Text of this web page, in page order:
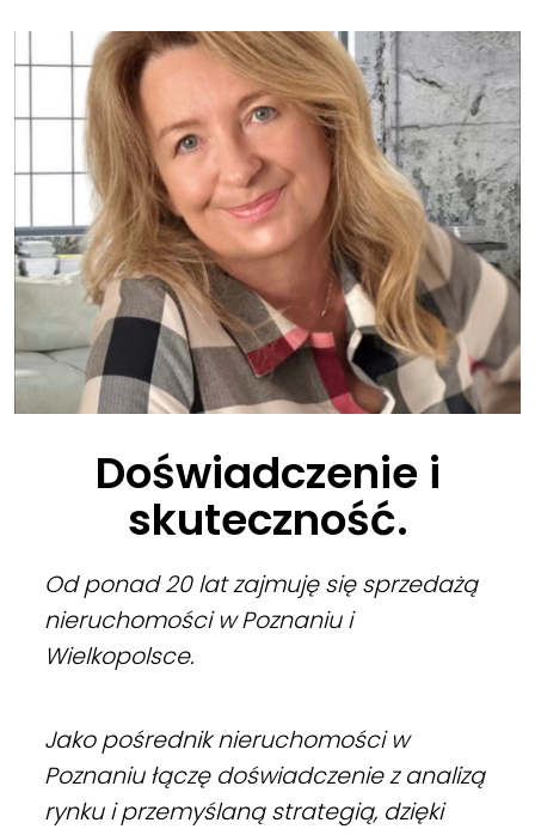
Doświadczenie i
skuteczność.
Od ponad 20 lat zajmuję się sprzedażą
nieruchomości w Poznaniu i
Wielkopolsce.
Jako pośrednik nieruchomości w
Poznaniu łączę doświadczenie z analizą
rynku i przemyślaną strategią, dzięki